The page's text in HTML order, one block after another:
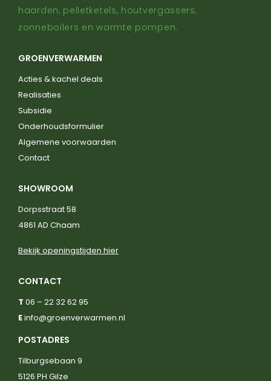
haarden, pelletketels, houtvergassers,
zonneboilers en warmte pompen.
GROENVERWARMEN
Acties & kachel deals
Realisaties
Subsidie
Onderhoudsformulier
Algemene voorwaarden
Contact
SHOWROOM
Dorpsstraat 58
4861 AD Chaam
Bekijk openingstijden hier
CONTACT
T 06 – 22 32 62 95
Einfo@groenverwarmen.nl
POSTADRES
Tilburgsebaan 9
5126 PH Gilze